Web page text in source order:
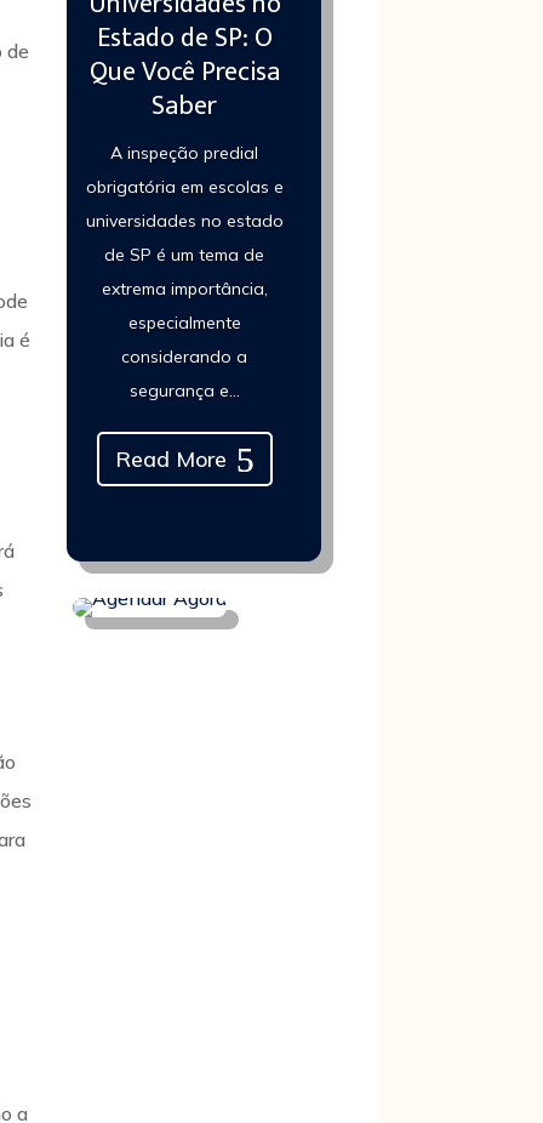
de
é
a
Estado de SP: O
Que Você Precisa
Saber
A inspeção predial
obrigatória em escolas e
universidades no estado
de SP é um tema de
extrema importância,
especialmente
considerando a
segurança e...
Read More